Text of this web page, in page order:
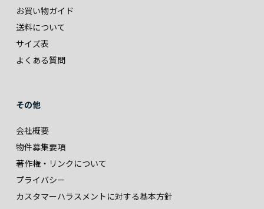
お買い物ガイド
送料について
サイズ表
よくある質問
その他
会社概要
物件募集要項
著作権・リンクについて
プライバシー
カスタマーハラスメントに対する基本方針